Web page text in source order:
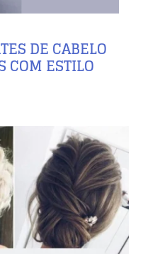
DE CABELO
COM ESTILO